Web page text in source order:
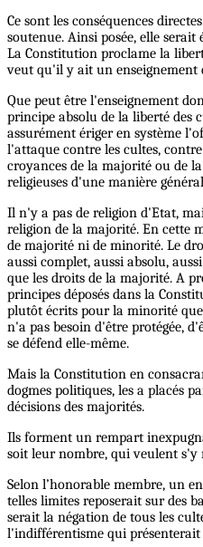
Ce sont les conséquences
soutenue. Ainsi posée, elle
La Constitution proclame la
veut qu'il y ait un enseignement
Que peut être l'enseignement
principe absolu de la liberté des
assurément ériger en système
l'attaque contre les cultes,
croyances de la majorité ou de
religieuses d'une manière
Il n'y a pas de religion d'Etat,
religion de la majorité. En cette
de majorité ni de minorité. Le
aussi complet, aussi absolu,
que les droits de la majorité. A
principes déposés dans la
plutôt écrits pour la minorité
n'a pas besoin d'être protégée,
se défend elle-même.
Mais la Constitution en
dogmes politiques, les a placés
décisions des majorités.
Ils forment un rempart
soit leur nombre, qui veulent s'y
Selon l’honorable membre, un
telles limites reposerait sur des
serait la négation de tous les
l'indifférentisme qui présenterait